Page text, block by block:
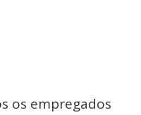
os empregados